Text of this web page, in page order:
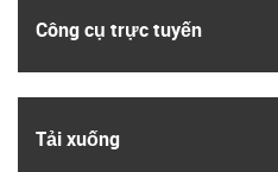
Công cụ trực tuyến
Tải xuống